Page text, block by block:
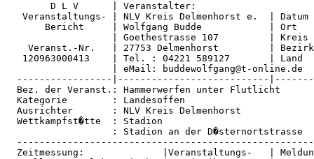
D L V      |
Veranstaltungs- | NLV Kreis Delmenhorst e.
Bericht     | Wolfgang Budde            |
| Goethestrasse 107         |
Veranst.-Nr.   | 27753 Delmenhorst
120963000413    | Tel. : 04221 589127       |
| eMail:
-----------------|---------------------------
Bez. der Veranst.: Hammerwerfen
Kategorie        :
Ausrichter       : NLV
Wettkampfst�tte
: Stadion an der
Zeitmessung:              |Veranstaltungs-   |